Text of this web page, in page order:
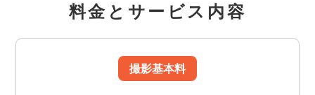
料金とサービス内容
撮影基本料